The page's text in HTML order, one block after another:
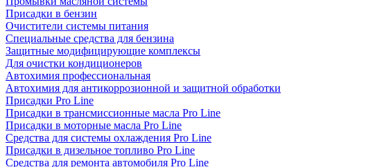
Присадки в бензин
Очистители системы питания
Специальные срeдства для бензина
Защитные модифицирующие комплексы
Для очистки кондиционеров
Автохимия профессиональная
Автохимия для антикоррозионной и защитной обработки
Присадки Pro Line
Присадки в трансмиссионные масла Pro Line
Присадки в моторные масла Pro Line
Средства для системы охлаждения Pro Line
Присадки в дизельное топливо Pro Line
Средства для ремонта автомобиля Pro Line